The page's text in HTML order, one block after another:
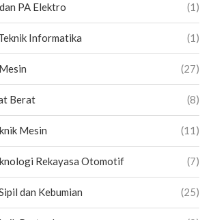
PA Elektro (1)
Informatika (1)
(27)
Berat (8)
Mesin (11)
Rekayasa Otomotif (7)
dan Kebumian (25)